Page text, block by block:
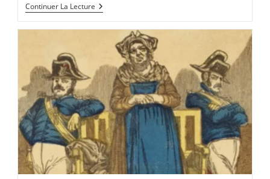
Continuer La Lecture Sortie
À
Poêles
Granville